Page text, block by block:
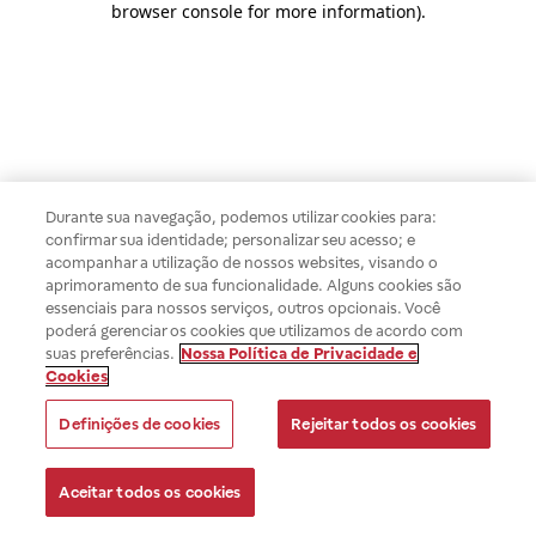
browser console for more information).
Durante sua navegação, podemos utilizar cookies para:
confirmar sua identidade; personalizar seu acesso; e
acompanhar a utilização de nossos websites, visando o
aprimoramento de sua funcionalidade. Alguns cookies são
essenciais para nossos serviços, outros opcionais. Você
poderá gerenciar os cookies que utilizamos de acordo com
suas preferências. Nossa Política de Privacidade e
Cookies
Definições de cookies Rejeitar todos os cookies
Aceitar todos os cookies